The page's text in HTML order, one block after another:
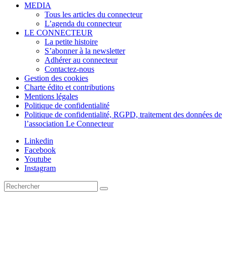
MEDIA
Tous les articles du connecteur
L’agenda du connecteur
LE CONNECTEUR
La petite histoire
S’abonner à la newsletter
Adhérer au connecteur
Contactez-nous
Gestion des cookies
Charte édito et contributions
Mentions légales
Politique de confidentialité
Politique de confidentialité, RGPD, traitement des données de
l’association Le Connecteur
Linkedin
Facebook
Youtube
Instagram